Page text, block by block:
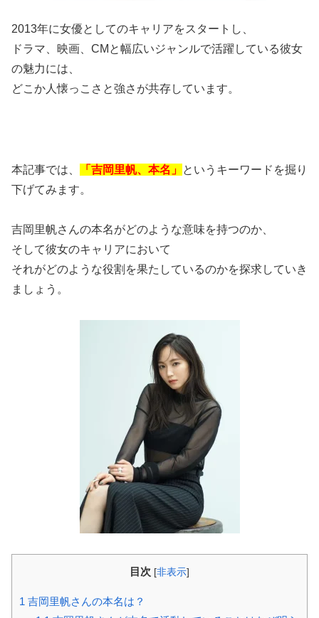
2013年に女優としてのキャリアをスタートし、
ドラマ、映画、CMと幅広いジャンルで活躍している彼女
の魅力には、
どこか人懐っこさと強さが共存しています。
本記事では、 「吉岡里帆、本名」 というキーワードを掘り
下げてみます。
吉岡里帆さんの本名がどのような意味を持つのか、
そして彼女のキャリアにおいて
それがどのような役割を果たしているのかを探求していき
ましょう。
目次 [非表示]
1 吉岡里帆さんの本名は？